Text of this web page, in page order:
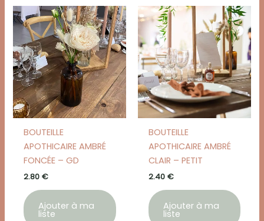
BOUTEILLE
APOTHICAIRE AMBRÉ
FONCÉE – GD
2.80 €
Ajouter à ma
liste
BOUTEILLE
APOTHICAIRE AMBRÉ
CLAIR – PETIT
2.40 €
Ajouter à ma
liste